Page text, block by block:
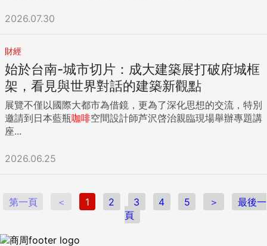
2026.07.30
財經
始於台南-城市切片：成大建築展打破府城框
架，看見與世界對話的建築新觀點
展覽不僅以國際大都市為借鏡，更為了深化思想的交流，特別
邀請到日本藍瓶咖啡空間設計師芦沢啓治親臨現場舉辦專題講
座...
2026.06.25
第一頁 ＜ 1 2 3 4 5 ＞
最後一
頁